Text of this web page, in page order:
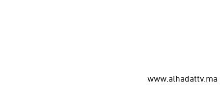
www.alhadattv.ma